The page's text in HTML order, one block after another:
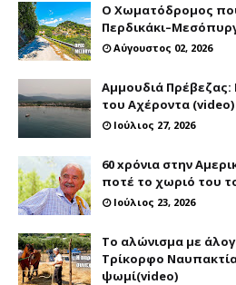
Ο Χωματόδρομος
Αύγουστος 02, 2026
Αμμουδιά Πρέβεζας:
του Αχέροντα (video)
Ιούλιος 27, 2026
60 xρόνια στην
ποτέ το χωριό του
Ιούλιος 23, 2026
Το αλώνισμα με
Τρίκορφο
ψωμί(video)